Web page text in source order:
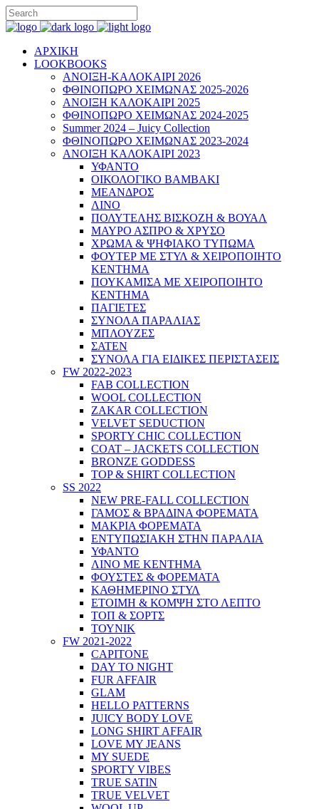
ΑΡΧΙΚΗ
LOOKBOOKS
ΑΝΟΙΞΗ-ΚΑΛΟΚΑΙΡΙ 2026
ΦΘΙΝΟΠΩΡΟ ΧΕΙΜΩΝΑΣ 2025-2026
ΑΝΟΙΞΗ ΚΑΛΟΚΑΙΡΙ 2025
ΦΘΙΝΟΠΩΡΟ ΧΕΙΜΩΝΑΣ 2024-2025
Summer 2024 – Juicy Collection
ΦΘΙΝΟΠΩΡΟ ΧΕΙΜΩΝΑΣ 2023-2024
ΑΝΟΙΞΗ ΚΑΛΟΚΑΙΡΙ 2023
ΥΦΑΝΤΟ
ΟΙΚΟΛΟΓΙΚΟ ΒΑΜΒΑΚΙ
ΜΕΑΝΔΡΟΣ
ΛΙΝΟ
ΠΟΛΥΤΕΛΗΣ ΒΙΣΚΟΖΗ & ΒΟΥΑΛ
ΜΑΥΡΟ ΑΣΠΡΟ & ΧΡΥΣΟ
ΧΡΩΜΑ & ΨΗΦΙΑΚΟ ΤΥΠΩΜΑ
ΦΟΥΤΕΡ ΜΕ ΣΤΥΛ & ΧΕΙΡΟΠΟΙΗΤΟ
ΚΕΝΤΗΜΑ
ΠΟΥΚΑΜΙΣΑ ΜΕ ΧΕΙΡΟΠΟΙΗΤΟ
ΚΕΝΤΗΜΑ
ΠΑΓΙΕΤΕΣ
ΣΥΝΟΛΑ ΠΑΡΑΛΙΑΣ
ΜΠΛΟΥΖΕΣ
ΣΑΤΕΝ
ΣΥΝΟΛΑ ΓΙΑ ΕΙΔΙΚΕΣ ΠΕΡΙΣΤΑΣΕΙΣ
FW 2022-2023
FAB COLLECTION
WOOL COLLECTION
ZAKAR COLLECTION
VELVET SEDUCTION
SPORTY CHIC COLLECTION
COAT – JACKETS COLLECTION
BRONZE GODDESS
TOP & SHIRT COLLECTION
SS 2022
NEW PRE-FALL COLLECTION
ΓΑΜΟΣ & ΒΡΑΔΙΝΑ ΦΟΡΕΜΑΤΑ
ΜΑΚΡΙΑ ΦΟΡΕΜΑΤΑ
ΕΝΤΥΠΩΣΙΑΚΗ ΣΤΗΝ ΠΑΡΑΛΙΑ
ΥΦΑΝΤΟ
ΛΙΝΟ ΜΕ ΚΕΝΤΗΜΑ
ΦΟΥΣΤΕΣ & ΦΟΡΕΜΑΤΑ
ΚΑΘΗΜΕΡΙΝΟ ΣΤΥΛ
ΕΤΟΙΜΗ & ΚΟΜΨΗ ΣΤΟ ΛΕΠΤΟ
ΤΟΠ & ΣΟΡΤΣ
ΤΟΥΝΙΚ
FW 2021-2022
CAPITONE
DAY TO NIGHT
FUR AFFAIR
GLAM
HELLO PATTERNS
JUICY BODY LOVE
LONG SHIRT AFFAIR
LOVE MY JEANS
MY SUEDE
SPORTY VIBES
TRUE SATIN
TRUE VELVET